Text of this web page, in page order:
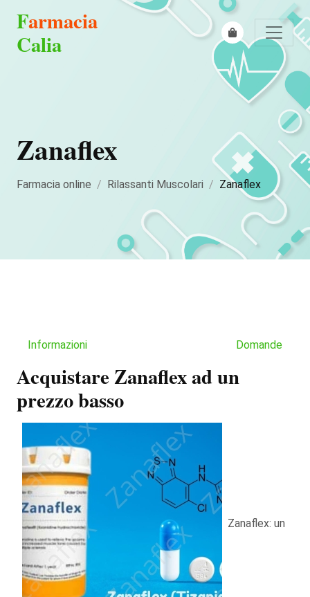
Farmacia
Calia
Zanaflex
Farmacia online Rilassanti Muscolari Zanaflex
Informazioni Domande
Acquistare Zanaflex ad un
prezzo basso
Zanaflex: un